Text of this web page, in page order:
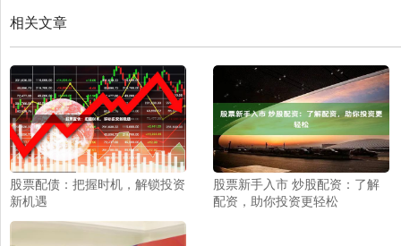
相关文章
股票配债：把握时机，解锁投资
新机遇
股票新手入市 炒股配资：了解
配资，助你投资更轻松